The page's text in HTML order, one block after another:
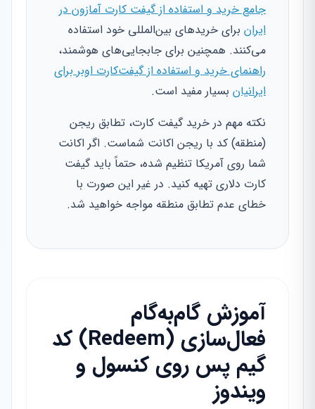
جامع خرید و استفاده از گیفت کارت آمازون در
ایران برای خریدهای بین‌المللی خود استفاده
می‌کنند. همچنین برای جابجایی‌های هوشمند،
راهنمای خرید و استفاده از گیفت‌کارت اوبر برای
ایرانیان بسیار مفید است.
نکته مهم در خرید گیفت کارت، تطابق ریجن
(منطقه) کد با ریجن اکانت شماست. اگر اکانت
شما روی آمریکا تنظیم شده، حتماً باید گیفت
کارت دلاری تهیه کنید. در غیر این صورت با
خطای عدم تطابق منطقه مواجه خواهید شد.
آموزش گام‌به‌گام
فعال‌سازی (Redeem) کد
گیم پس روی کنسول و
ویندوز